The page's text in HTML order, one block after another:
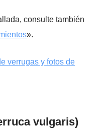
consulte también
».
verrugas y fotos de
vulgaris)